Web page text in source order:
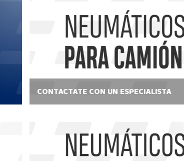
CONTACTATE CON UN ESPECIALISTA